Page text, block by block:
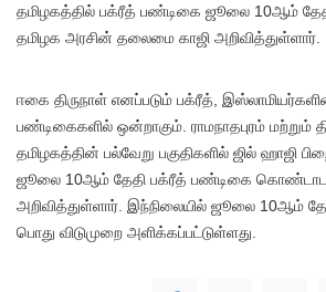
தமிழகத்தில் பக்ரீத் பண்டிகை ஜூலை 10ஆம்
தமிழக அரசின் தலைமை காஜி அறிவித்துள்ளார்.
ஈகை திருநாள் எனப்படும் பக்ரீத்,
பண்டிகைகளில் ஒன்றாகும். ராமநாதபுரம் மற்றும்
தமிழகத்தின் பல்வேறு பகுதிகளில் ஜில் ஹாஜி
ஜூலை 10ஆம் தேதி பக்ரீத் பண்டிகை
அறிவித்துள்ளார். இந்நிலையில் ஜூலை 10ஆம்
பொது விடுமுறை அளிக்கப்பட்டுள்ளது.